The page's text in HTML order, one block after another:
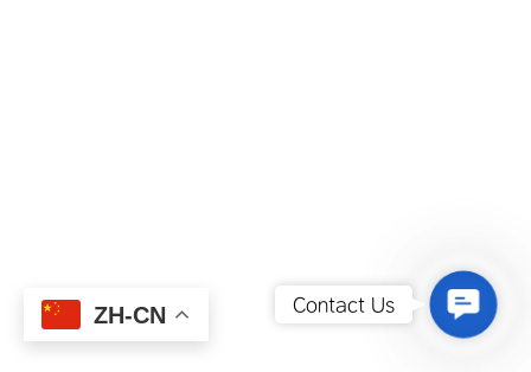
ZH-CN Contact Us